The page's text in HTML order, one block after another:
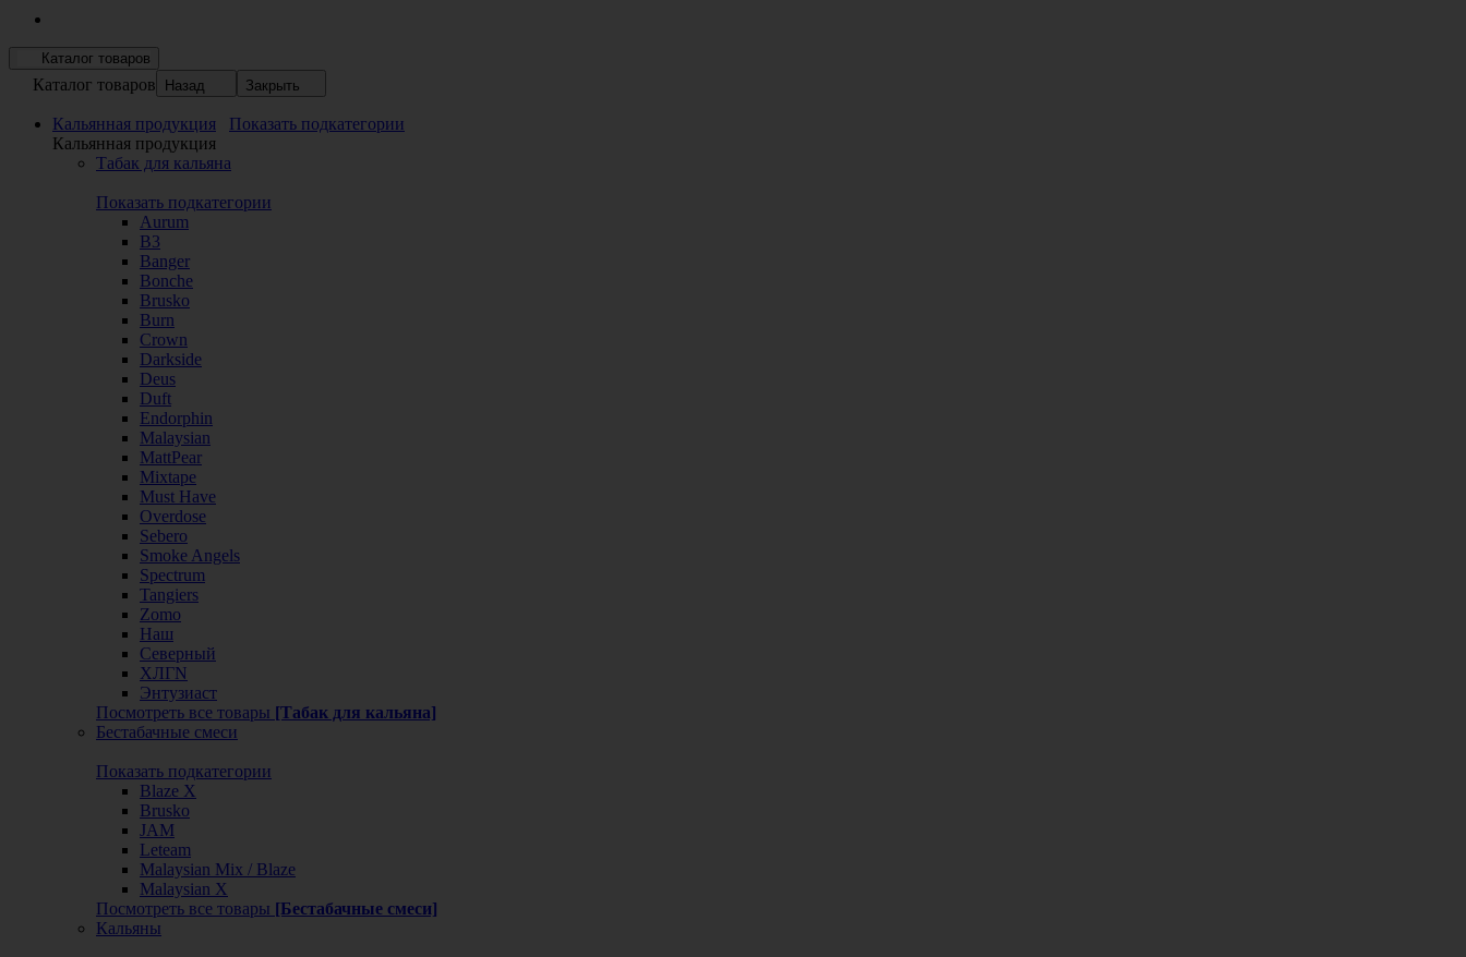
Каталог товаров
Каталог товаров Назад Закрыть
Кальянная продукция
Показать подкатегории
Кальянная продукция
Табак для кальяна
Показать подкатегории
Aurum
B3
Banger
Bonche
Brusko
Burn
Crown
Darkside
Deus
Duft
Endorphin
Malaysian
MattPear
Mixtape
Must Have
Overdose
Sebero
Smoke Angels
Spectrum
Tangiers
Zomo
Наш
Северный
ХЛГN
Энтузиаст
Посмотреть все товары [Табак для кальяна]
Бестабачные смеси
Показать подкатегории
Blaze X
Brusko
JAM
Leteam
Malaysian Mix / Blaze
Malaysian X
Посмотреть все товары [Бестабачные смеси]
Кальяны